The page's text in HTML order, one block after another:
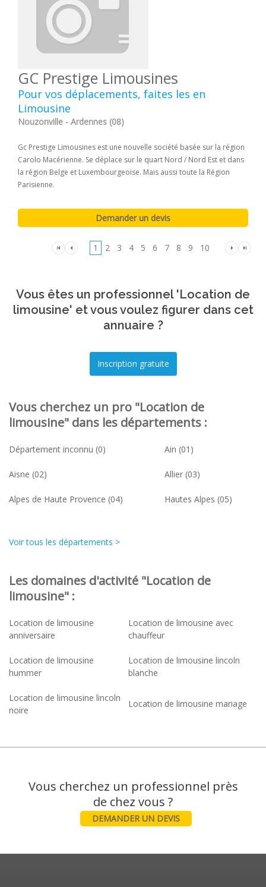
GC Prestige Limousines
Pour vos déplacements, faites les en
Limousine
Nouzonville - Ardennes (08)
Gc Prestige Limousines est une nouvelle société basée sur la région
Carolo Macérienne. Se déplace sur le quart Nord / Nord Est et dans
la région Belge et Luxembourgeoise. Mais aussi toute la Région
Parisienne.
1 2 3 4 5 6 7 8 9 10
Vous êtes un professionnel 'Location de
limousine' et vous voulez figurer dans cet
annuaire ?
Vous cherchez un pro "Location de
limousine" dans les départements :
Département inconnu (0) Ain (01)
Aisne (02) Allier (03)
Alpes de Haute Provence (04) Hautes Alpes (05)
Voir tous les départements >
Les domaines d'activité "Location de
limousine" :
Location de limousine
anniversaire
Location de limousine avec
chauffeur
Location de limousine
hummer
Location de limousine lincoln
blanche
Location de limousine lincoln
noire
Location de limousine mariage
Vous cherchez un professionnel près
DEMANDER UN DEVIS